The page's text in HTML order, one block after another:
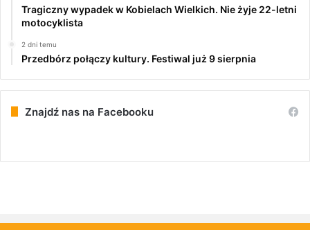
Tragiczny wypadek w Kobielach Wielkich. Nie żyje 22-letni
motocyklista
2 dni temu
Przedbórz połączy kultury. Festiwal już 9 sierpnia
Znajdź nas na Facebooku